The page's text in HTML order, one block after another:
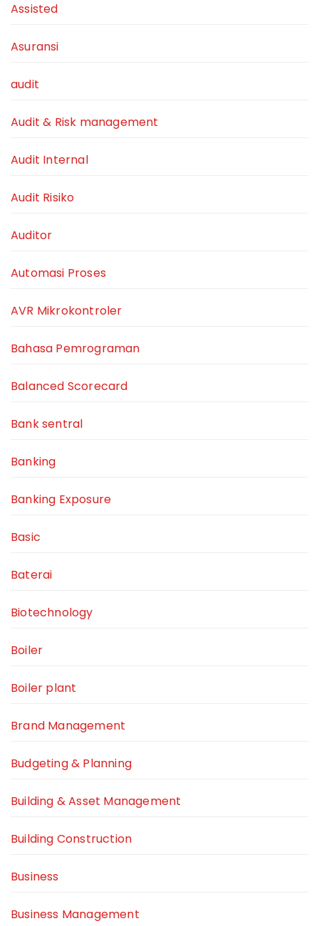
Assisted
Asuransi
audit
Audit & Risk management
Audit Internal
Audit Risiko
Auditor
Automasi Proses
AVR Mikrokontroler
Bahasa Pemrograman
Balanced Scorecard
Bank sentral
Banking
Banking Exposure
Basic
Baterai
Biotechnology
Boiler
Boiler plant
Brand Management
Budgeting & Planning
Building & Asset Management
Building Construction
Business
Business Management